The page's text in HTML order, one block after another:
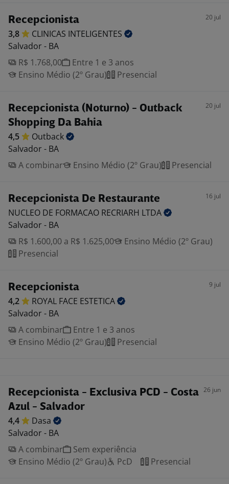
Recepcionista 20 jul
3,8 CLINICAS INTELIGENTES
Salvador - BA
R$ 1.768,00
Entre 1 e 3 anos
Ensino Médio (2º Grau)
Presencial
Recepcionista (Noturno) - Outback
Shopping Da Bahia
20 jul
4,5
Outback
Salvador - BA
A combinar
Ensino Médio (2º Grau) Presencial
Recepcionista De Restaurante 16 jul
NUCLEO DE FORMACAO RECRIARH LTDA
Salvador - BA
R$ 1.600,00 a R$ 1.625,00
Ensino Médio (2º Grau)
Presencial
Recepcionista 9 jul
4,2 ROYAL FACE ESTETICA
Salvador - BA
A combinar
Entre 1 e 3 anos
Ensino Médio (2º Grau)
Presencial
Recepcionista - Exclusiva PCD - Costa
Azul - Salvador
26 jun
4,4
Dasa
Salvador - BA
A combinar
Sem experiência
Ensino Médio (2º Grau)
PcD Presencial